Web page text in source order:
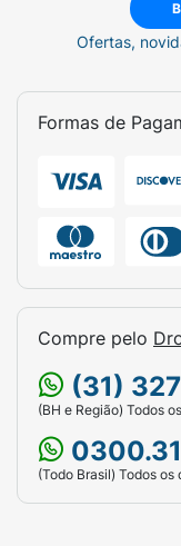
Ofertas,
Formas de
Compre pelo
(31)
(BH e Região) Todos
(Todo Brasil) Todos